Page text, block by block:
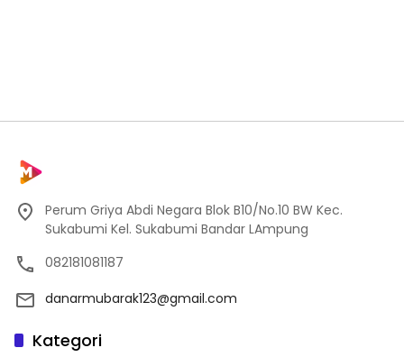
Perum Griya Abdi Negara Blok B10/No.10 BW Kec.
Sukabumi Kel. Sukabumi Bandar LAmpung
082181081187
danarmubarak123@gmail.com
Kategori